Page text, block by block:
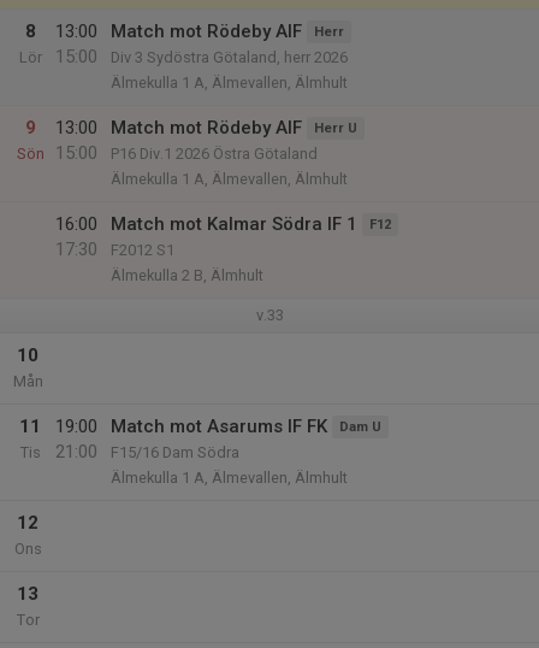
8
Lör
13:00
15:00
Match mot Rödeby AIF Herr
Div 3 Sydöstra Götaland, herr 2026
Älmekulla 1 A, Älmevallen, Älmhult
9
Sön
13:00
15:00
Match mot Rödeby AIF Herr U
P16 Div.1 2026 Östra Götaland
Älmekulla 1 A, Älmevallen, Älmhult
16:00
17:30
Match mot Kalmar Södra IF 1 F12
F2012 S1
Älmekulla 2 B, Älmhult
v.33
10
Mån
11
Tis
19:00
21:00
Match mot Asarums IF FK Dam U
F15/16 Dam Södra
Älmekulla 1 A, Älmevallen, Älmhult
12
Ons
13
Tor